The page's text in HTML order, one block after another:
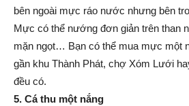
bên ngoài mực ráo nước nhưng bên
Mực có thể nướng đơn giản trên than
mặn ngọt… Bạn có thể mua mực một
gần khu Thành Phát, chợ Xóm Lưới
đều có.
5. Cá thu một nắng